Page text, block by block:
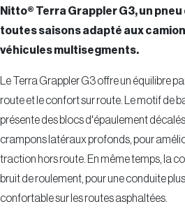
Nitto® Terra Grappler G3, un
toutes saisons adapté aux
véhicules multisegments.
Le Terra Grappler G3 offre un équilibre
route et le confort sur route. Le motif de
présente des blocs d'épaulement
crampons latéraux profonds, pour
traction hors route. En même temps, la
bruit de roulement, pour une conduite
confortable sur les routes asphaltées.